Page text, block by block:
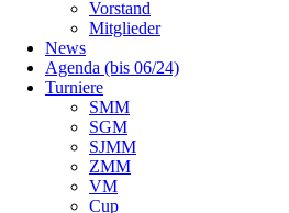
Vorstand
Mitglieder
News
Agenda (bis 06/24)
Turniere
SMM
SGM
SJMM
ZMM
VM
Cup